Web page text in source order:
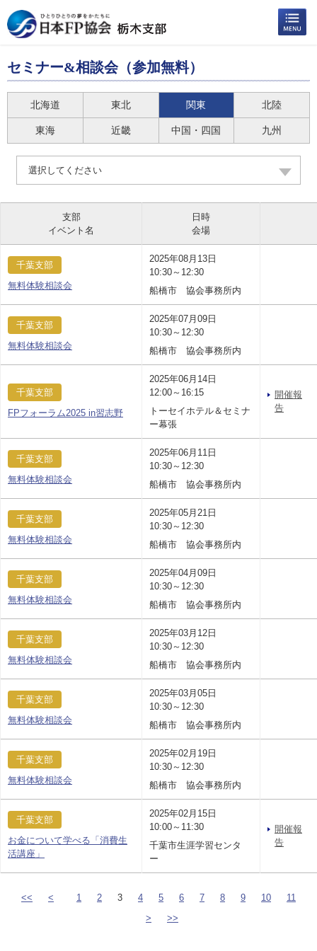
セミナー&相談会（参加無料）
北海道 東北 関東 北陸
東海 近畿 中国・四国 九州
選択してください
支部
イベント名
日時
会場
千葉支部
無料体験相談会
2025年08月13日
10:30～12:30
船橋市 協会事務所内
千葉支部
無料体験相談会
2025年07月09日
10:30～12:30
船橋市 協会事務所内
千葉支部
FPフォーラム2025 in習志野
2025年06月14日
12:00～16:15
トーセイホテル＆セミナ
ー幕張
開催報
告
千葉支部
無料体験相談会
2025年06月11日
10:30～12:30
船橋市 協会事務所内
千葉支部
無料体験相談会
2025年05月21日
10:30～12:30
船橋市 協会事務所内
千葉支部
無料体験相談会
2025年04月09日
10:30～12:30
船橋市 協会事務所内
千葉支部
無料体験相談会
2025年03月12日
10:30～12:30
船橋市 協会事務所内
千葉支部
無料体験相談会
2025年03月05日
10:30～12:30
船橋市 協会事務所内
千葉支部
無料体験相談会
2025年02月19日
10:30～12:30
船橋市 協会事務所内
千葉支部
お金について学べる「消費生
活講座」
2025年02月15日
10:00～11:30
千葉市生涯学習センタ
ー
開催報
告
<< < 1 2 3 4 5 6 7 8 9 10
11
>
>>